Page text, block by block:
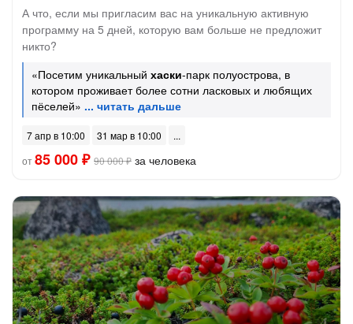
А что, если мы пригласим вас на уникальную активную
программу на 5 дней, которую вам больше не предложит
никто?
«Посетим уникальный хаски-парк полуострова, в
котором проживает более сотни ласковых и любящих
пёселей»
7 апр в 10:00
31 мар в 10:00
от85 000 ₽ 90 000 ₽ за человека